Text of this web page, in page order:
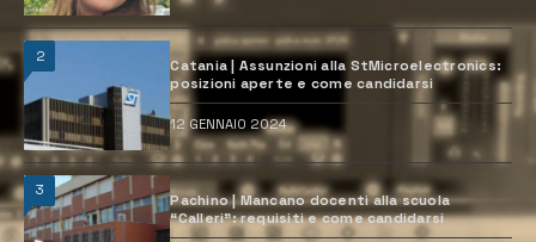
2
Catania | Assunzioni alla StMicroelectronics:
posizioni aperte e come candidarsi
12 GENNAIO 2024
3
Pachino | Mancano docenti alla scuola
“Calleri”: requisiti e come candidarsi